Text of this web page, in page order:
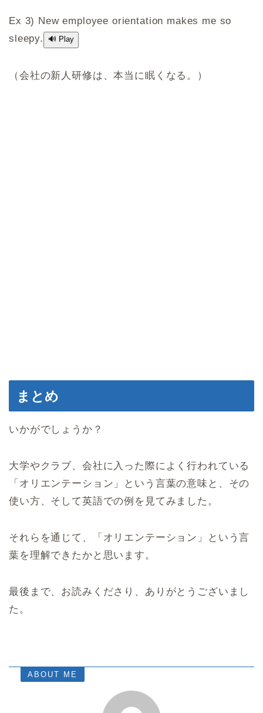
Ex 3) New employee orientation makes me so
sleepy.
🔊 Play
（会社の新人研修は、本当に眠くなる。）
まとめ
いかがでしょうか？
大学やクラブ、会社に入った際によく行われている
「オリエンテーション」という言葉の意味と、その
使い方、そして英語での例を見てみました。
それらを通じて、「オリエンテーション」という言
葉を理解できたかと思います。
最後まで、お読みくださり、ありがとうございまし
た。
ABOUT ME